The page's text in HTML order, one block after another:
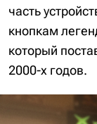
часть
кнопкам
который
2000-х годов.